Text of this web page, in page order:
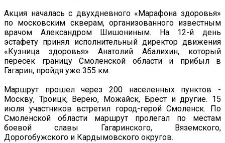
Акция началась с двухдневного «Марафона здоровья»
по московским скверам, организованного известным
врачом Александром Шишониным. На 12-й день
эстафету принял исполнительный директор движения
«Кузница здоровья» Анатолий Абалихин, который
пересек границу Смоленской области и прибыл в
Гагарин, пройдя уже 355 км.
Маршрут прошел через 200 населенных пунктов -
Москву, Троицк, Верею, Можайск, Брест и другие. 15
июля участников встретил город-герой Смоленск. По
Смоленской области маршрут пролегал по местам
боевой славы Гагаринского, Вяземского,
Дорогобужского и Кардымовского округов.